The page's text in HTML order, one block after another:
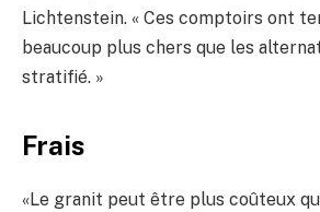
Lichtenstein. « Ces comptoirs ont
beaucoup plus chers que les
stratifié. »
Frais
«Le granit peut être plus coûteux